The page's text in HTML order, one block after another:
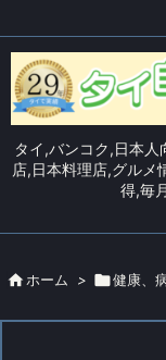
タイ,バンコク,日本
店,日本料理店,グルメ
得,毎
 ホーム > 健康、